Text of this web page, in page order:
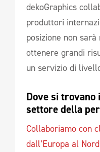
dekoGraphics
produttori
posizione non
ottenere grandi
un servizio di
Dove si
settore della
Collaboriamo con
dall’Europa al